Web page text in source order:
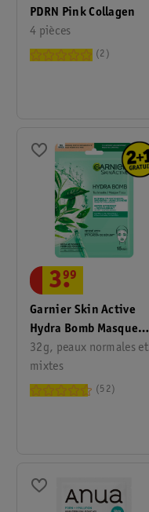
PDRN Pink Collagen
4 pièces
2
Garnier Skin Active
Hydra Bomb Masque
Tissu Peau Mixte
32g, peaux normales et
mixtes
3.
99
52